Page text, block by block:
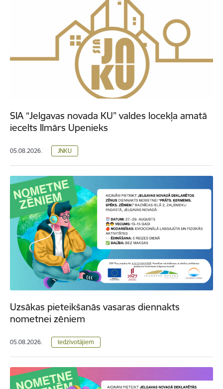
SIA “Jelgavas novada KU” valdes locekļa amatā
iecelts Ilmārs Upenieks
05.08.2026. JNKU
Uzsākas pieteikšanās vasaras diennakts
nometnei zēniem
05.08.2026. Iedzīvotājiem